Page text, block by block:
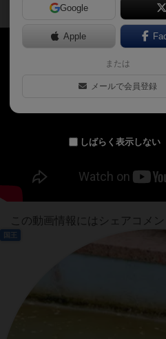
この動画情報にはシェアコメン
国王
Google
Apple
または
メールで会員登録
しばらく表示しない